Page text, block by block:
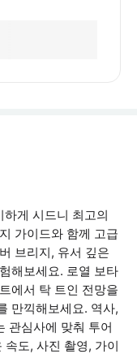
게 시드니 최고의
가이드와 함께 고급
브리지, 유서 깊은
해보세요. 로열 보타
에서 탁 트인 전망을
만끽해보세요. 역사,
관심사에 맞춰 투어
도, 사진 촬영, 가이